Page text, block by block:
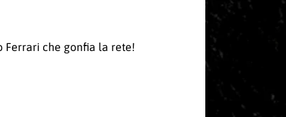
Ferrari che gonfia la rete!